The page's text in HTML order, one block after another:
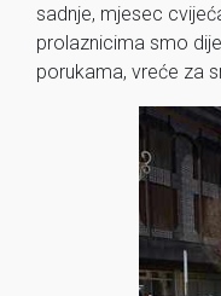
sadnje, mjesec
prolaznicima smo
porukama, vreće za